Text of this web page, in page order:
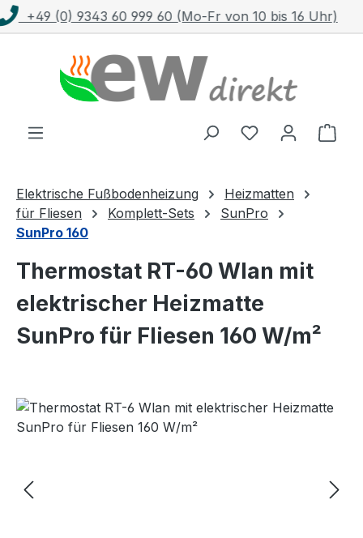
Zum Hauptinhalt springen
16 Uhr) Kostenloser Versand mit DHL ab
Elektrische Fußbodenheizung
Heizmatten
für Fliesen
Komplett-Sets
SunPro
SunPro 160
Thermostat RT-60 Wlan mit
elektrischer Heizmatte
SunPro für Fliesen 160 W/m²
Bildergalerie überspringen